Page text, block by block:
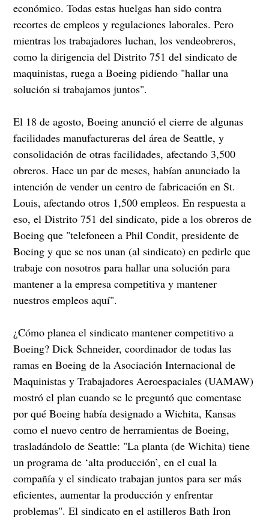
económico. Todas estas huelgas han sido contra
recortes de empleos y regulaciones laborales. Pero
mientras los trabajadores luchan, los vendeobreros,
como la dirigencia del Distrito 751 del sindicato de
maquinistas, ruega a Boeing pidiendo "hallar una
solución si trabajamos juntos".
El 18 de agosto, Boeing anunció el cierre de algunas
facilidades manufactureras del área de Seattle, y
consolidación de otras facilidades, afectando 3,500
obreros. Hace un par de meses, habían anunciado la
intención de vender un centro de fabricación en St.
Louis, afectando otros 1,500 empleos. En respuesta a
eso, el Distrito 751 del sindicato, pide a los obreros de
Boeing que "telefoneen a Phil Condit, presidente de
Boeing y que se nos unan (al sindicato) en pedirle que
trabaje con nosotros para hallar una solución para
mantener a la empresa competitiva y mantener
nuestros empleos aquí".
¿Cómo planea el sindicato mantener competitivo a
Boeing? Dick Schneider, coordinador de todas las
ramas en Boeing de la Asociación Internacional de
Maquinistas y Trabajadores Aeroespaciales (UAMAW)
mostró el plan cuando se le preguntó que comentase
por qué Boeing había designado a Wichita, Kansas
como el nuevo centro de herramientas de Boeing,
trasladándolo de Seattle: "La planta (de Wichita) tiene
un programa de ‘alta producción’, en el cual la
compañía y el sindicato trabajan juntos para ser más
eficientes, aumentar la producción y enfrentar
problemas". El sindicato en el astilleros Bath Iron